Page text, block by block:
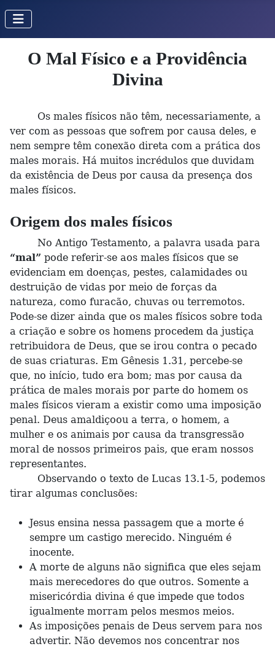
O Mal Físico e a Providência
Divina
Os males físicos não têm, necessariamente, a
ver com as pessoas que sofrem por causa deles, e
nem sempre têm conexão direta com a prática dos
males morais. Há muitos incrédulos que duvidam
da existência de Deus por causa da presença dos
males físicos.
Origem dos males físicos
No Antigo Testamento, a palavra usada para
“mal” pode referir-se aos males físicos que se
evidenciam em doenças, pestes, calamidades ou
destruição de vidas por meio de forças da
natureza, como furacão, chuvas ou terremotos.
Pode-se dizer ainda que os males físicos sobre toda
a criação e sobre os homens procedem da justiça
retribuidora de Deus, que se irou contra o pecado
de suas criaturas. Em Gênesis 1.31, percebe-se
que, no início, tudo era bom; mas por causa da
prática de males morais por parte do homem os
males físicos vieram a existir como uma imposição
penal. Deus amaldiçoou a terra, o homem, a
mulher e os animais por causa da transgressão
moral de nossos primeiros pais, que eram nossos
representantes.
Observando o texto de Lucas 13.1-5, podemos
tirar algumas conclusões:
Jesus ensina nessa passagem que a morte é
sempre um castigo merecido. Ninguém é
inocente.
A morte de alguns não significa que eles sejam
mais merecedores do que outros. Somente a
misericórdia divina é que impede que todos
igualmente morram pelos mesmos meios.
As imposições penais de Deus servem para nos
advertir. Não devemos nos concentrar nos